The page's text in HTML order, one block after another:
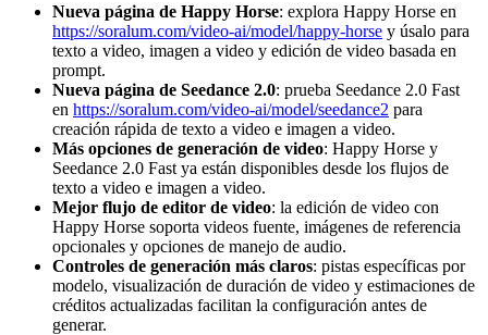
Nueva página de Happy Horse: explora Happy Horse en
https://soralum.com/video-ai/model/happy-horse y úsalo para
texto a video, imagen a video y edición de video basada en
prompt.
Nueva página de Seedance 2.0: prueba Seedance 2.0 Fast
en https://soralum.com/video-ai/model/seedance2 para
creación rápida de texto a video e imagen a video.
Más opciones de generación de video: Happy Horse y
Seedance 2.0 Fast ya están disponibles desde los flujos de
texto a video e imagen a video.
Mejor flujo de editor de video: la edición de video con
Happy Horse soporta videos fuente, imágenes de referencia
opcionales y opciones de manejo de audio.
Controles de generación más claros: pistas específicas por
modelo, visualización de duración de video y estimaciones de
créditos actualizadas facilitan la configuración antes de
generar.